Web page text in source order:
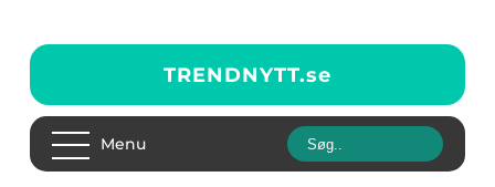
TRENDNYTT.se
Menu